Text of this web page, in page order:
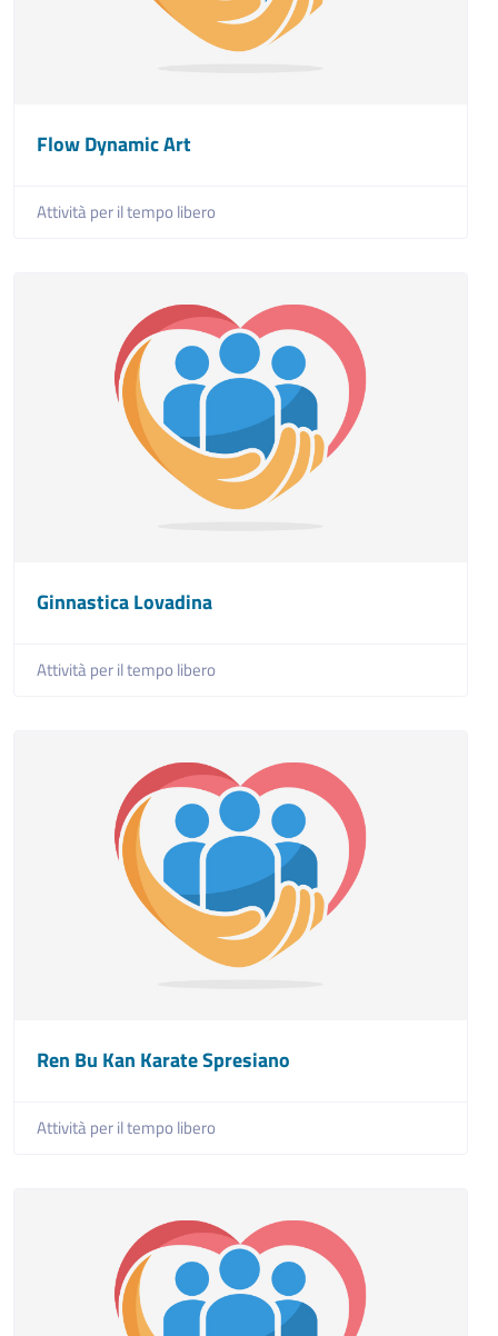
Flow Dynamic Art
Attività per il tempo libero
Ginnastica Lovadina
Attività per il tempo libero
Ren Bu Kan Karate Spresiano
Attività per il tempo libero